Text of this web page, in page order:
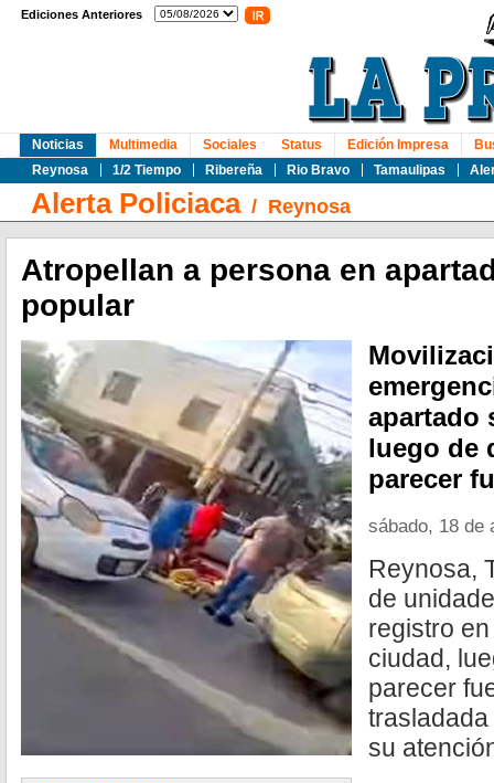
Ediciones Anteriores
Noticias
Reynosa
1/2 Tiempo Ribereña Rio Bravo Tamaulipas
Multimedia Sociales Status Edición Impresa
Alerta Policiaca/ Reynosa
Atropellan a persona en
popular
apartado
luego de
parecer
sábado, 18 de
Reynosa,
de
registro
ciudad,
parecer
su